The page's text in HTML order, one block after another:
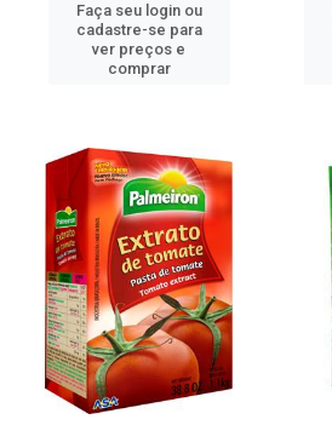
Faça seu login ou
cadastre-se para
ver preços e
comprar